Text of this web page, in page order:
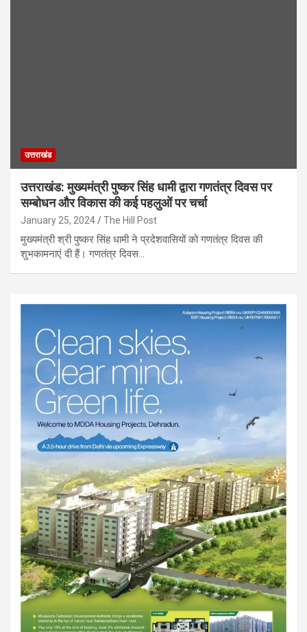
उत्तराखंड
उत्तराखंड: मुख्यमंत्री पुष्कर सिंह धामी द्वारा गणतंत्र दिवस पर
सम्बोधन और विकास की कई पहलुओं पर चर्चा
January 25, 2024 The Hill Post
मुख्यमंत्री श्री पुष्कर सिंह धामी ने प्रदेशवासियों को गणतंत्र दिवस की
शुभकामनाएं दी हैं। गणतंत्र दिवस…